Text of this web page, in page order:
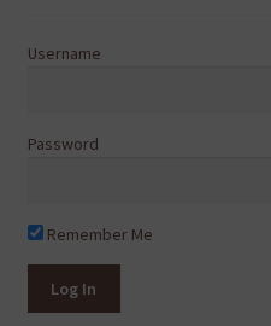
Username
Password
Remember Me